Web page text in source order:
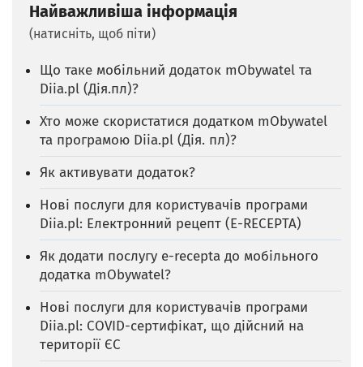
Найважливіша інформація
(натисніть, щоб піти)
Що таке мобільний додаток mObywatel та
Diia.pl (Дія.пл)?
Хто може скористатися додатком mObywatel
та програмою Diia.pl (Дія. пл)?
Як активувати додаток?
Нові послуги для користувачів програми
Diia.pl: Електронний рецепт (E-RECEPTA)
Як додати послугу e-recepta до мобільного
додатка mObywatel?
Нові послуги для користувачів програми
Diia.pl: COVID-сертифікат, що дійсний на
території ЄС